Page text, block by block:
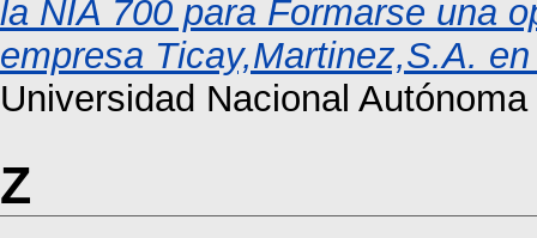
la NIA 700 para Formarse una
empresa Ticay,Martinez,S.A.
Universidad Nacional
Z